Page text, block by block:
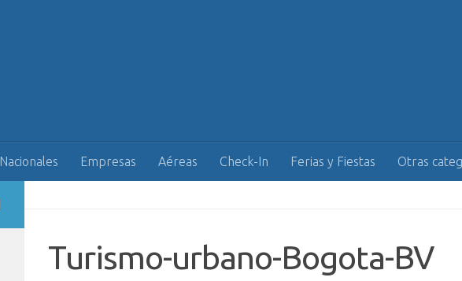
Nacionales Empresas Aéreas Check-In Ferias y Fiestas Otras
Turismo-urbano-Bogota-BV